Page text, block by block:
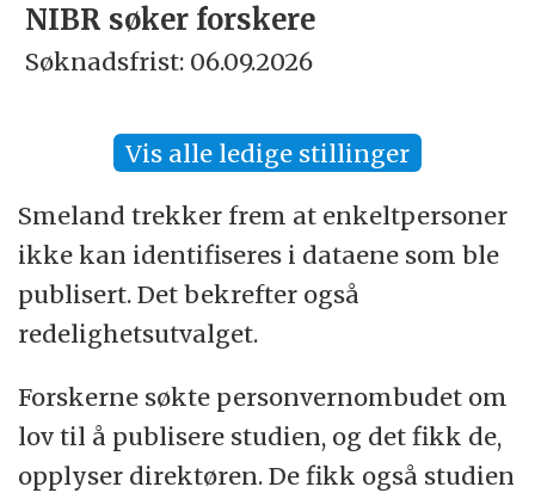
NIBR søker forskere
Søknadsfrist: 06.09.2026
Vis alle ledige stillinger
Smeland trekker frem at enkeltpersoner
ikke kan identifiseres i dataene som ble
publisert. Det bekrefter også
redelighetsutvalget.
Forskerne søkte personvernombudet om
lov til å publisere studien, og det fikk de,
opplyser direktøren. De fikk også studien